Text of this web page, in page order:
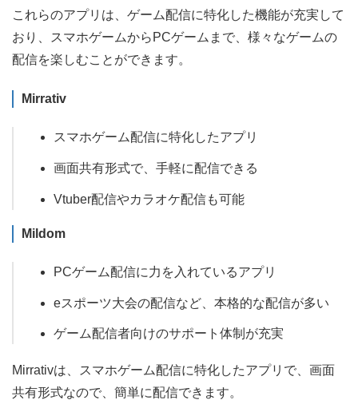
これらのアプリは、ゲーム配信に特化した機能が充実して
おり、スマホゲームからPCゲームまで、様々なゲームの
配信を楽しむことができます。
Mirrativ
スマホゲーム配信に特化したアプリ
画面共有形式で、手軽に配信できる
Vtuber配信やカラオケ配信も可能
Mildom
PCゲーム配信に力を入れているアプリ
eスポーツ大会の配信など、本格的な配信が多い
ゲーム配信者向けのサポート体制が充実
Mirrativは、スマホゲーム配信に特化したアプリで、画面
共有形式なので、簡単に配信できます。